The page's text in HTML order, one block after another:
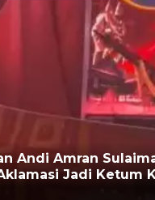
Andi Amran
Jadi Ketum